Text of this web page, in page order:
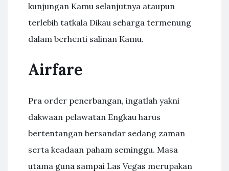
kunjungan Kamu selanjutnya ataupun
terlebih tatkala Dikau seharga termenung
dalam berhenti salinan Kamu.
Airfare
Pra order penerbangan, ingatlah yakni
dakwaan pelawatan Engkau harus
bertentangan bersandar sedang zaman
serta keadaan paham seminggu. Masa
utama guna sampai Las Vegas merupakan